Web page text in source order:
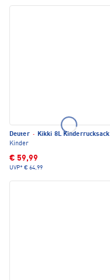
Deuter · Kikki 8L Kinderrucksack
Kinder
€ 59,99
UVP* € 64,99